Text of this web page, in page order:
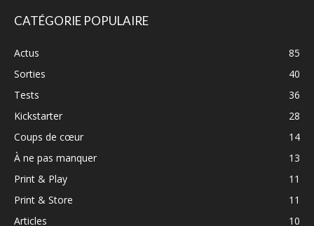
CATÉGORIE POPULAIRE
Actus
85
Sorties
40
Tests
36
Kickstarter
28
Coups de cœur
14
À ne pas manquer
13
Print & Play
11
Print & Store
11
Articles
10